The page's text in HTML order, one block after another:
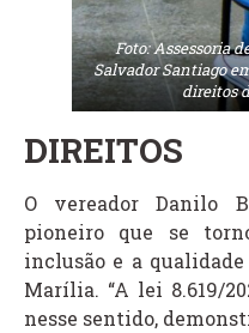
Foto: Assessoria
Salvador Santiago
direitos
DIREITOS
O vereador Danilo
pioneiro que se
inclusão e a qualidade
Marília. “A lei 8.619/
nesse sentido,